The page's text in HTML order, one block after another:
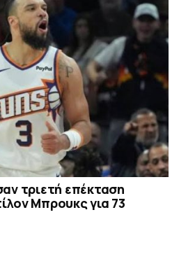
τριετή επέκταση
Μπρουκς για 73